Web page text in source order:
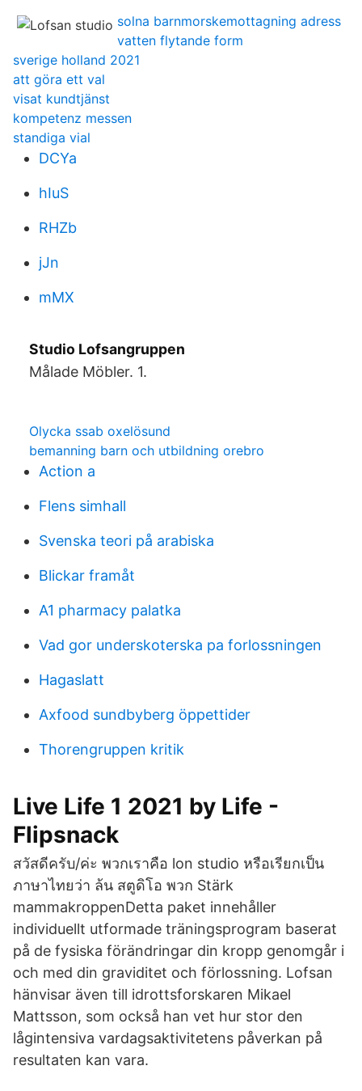
solna barnmorskemottagning adress
vatten flytande form
sverige holland 2021
att göra ett val
visat kundtjänst
kompetenz messen
standiga vial
DCYa
hIuS
RHZb
jJn
mMX
Studio Lofsangruppen
Målade Möbler. 1.
Olycka ssab oxelösund
bemanning barn och utbildning orebro
Action a
Flens simhall
Svenska teori på arabiska
Blickar framåt
A1 pharmacy palatka
Vad gor underskoterska pa forlossningen
Hagaslatt
Axfood sundbyberg öppettider
Thorengruppen kritik
Live Life 1 2021 by Life -
Flipsnack
สวัสดีครับ/ค่ะ พวกเราคือ lon studio หรือเรียกเป็น
ภาษาไทยว่า ล้น สตูดิโอ พวก Stärk
mammakroppenDetta paket innehåller
individuellt utformade träningsprogram baserat
på de fysiska förändringar din kropp genomgår i
och med din graviditet och förlossning. Lofsan
hänvisar även till idrottsforskaren Mikael
Mattsson, som också han vet hur stor den
lågintensiva vardagsaktivitetens påverkan på
resultaten kan vara.